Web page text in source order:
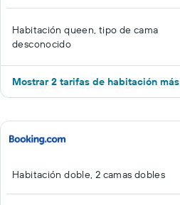
Habitación queen, tipo de cama
desconocido
Mostrar 2 tarifas de habitación más
Habitación doble, 2 camas dobles